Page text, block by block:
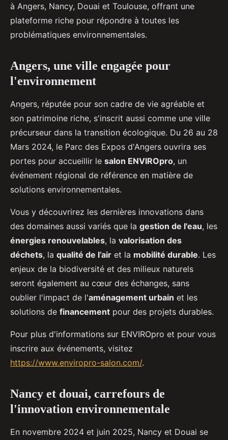
à Angers, Nancy, Douai et Toulouse, offrant une
plateforme riche pour répondre à toutes les
problématiques environnementales.
Angers, une ville engagée pour
l'environnement
Angers, réputée pour son cadre de vie agréable et
son patrimoine riche, s'inscrit aussi comme une ville
précurseur dans la transition écologique. Du 26 au 28
Mars 2024, le Parc des Expos d'Angers ouvrira ses
portes pour accueillir le salon ENVIROpro, un
événement régional de référence en matière de
solutions environnementales.
Vous y découvrirez les dernières innovations dans
des domaines aussi variés que la gestion de l'eau, les
énergies renouvelables, la valorisation des
déchets, la qualité de l’air et la mobilité durable. Les
enjeux de la biodiversité et des milieux naturels
seront également au cœur des échanges, sans
oublier l'impact de l'aménagement urbain et les
solutions de financement pour des projets durables.
Pour plus d'informations sur ENVIROpro et pour vous
inscrire aux événements, visitez
https://www.enviropro-salon.com/.
Nancy et douai, carrefours de
l'innovation environnementale
En novembre 2024 et juin 2025, Nancy et Douai se